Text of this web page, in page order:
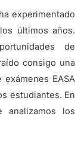
experimentado
últimos años.
de
consigo una
EASA
estudiantes. En
analizamos los